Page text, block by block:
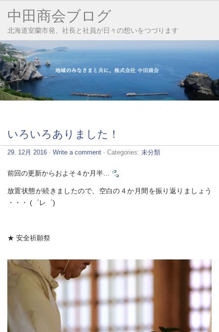
中田商会ブログ
北海道室蘭市発、社長と社員が日々の想いをつづります
いろいろありました！
29. 12月 2016 · Write a comment · Categories: 未分類
前回の更新からおよそ４か月半…
放置状態が続きましたので、空白の４か月間を振り返りましょう
・・・ (゜レ゜)
★ 安全祈願祭